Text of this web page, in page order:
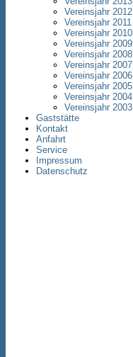
Vereinsjahr 2012
Vereinsjahr 2011
Vereinsjahr 2010
Vereinsjahr 2009
Vereinsjahr 2008
Vereinsjahr 2007
Vereinsjahr 2006
Vereinsjahr 2005
Vereinsjahr 2004
Vereinsjahr 2003
Gaststätte
Kontakt
Anfahrt
Service
Impressum
Datenschutz